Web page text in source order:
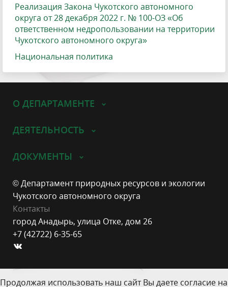
Реализация Закона Чукотского автономного
округа от 28 декабря 2022 г. № 100-ОЗ «Об
ответственном недропользовании на территории
Чукотского автономного округа»
Национальная политика
О ДЕПАРТАМЕНТЕ
ДЕЯТЕЛЬНОСТЬ
ДОКУМЕНТЫ
© Департамент природных ресурсов и экологии
Чукотского автономного округа
Контакты
город Анадырь, улица Отке, дом 26
+7 (42722) 6-35-65
Продолжая использовать наш сайт Вы даете согласие на